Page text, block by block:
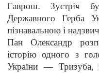
Гаврош. Зустріч
Державного Герба
пізнавальною і
Пан Олександр
історію одного з
України — Тризуба,